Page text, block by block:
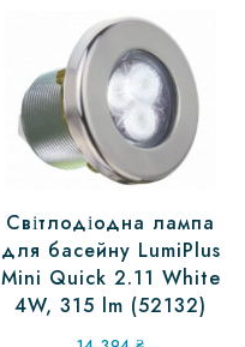
Світлодіодна лампа
для басейну LumiPlus
Mini Quick 2.11 White
4W, 315 lm (52132)